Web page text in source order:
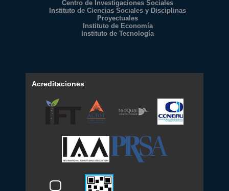
Centro de Investigaciones Sociales
Instituto de Ciencias Sociales y Disciplinas
Proyectuales
Instituto de Economía
Instituto de Tecnología
Acreditaciones